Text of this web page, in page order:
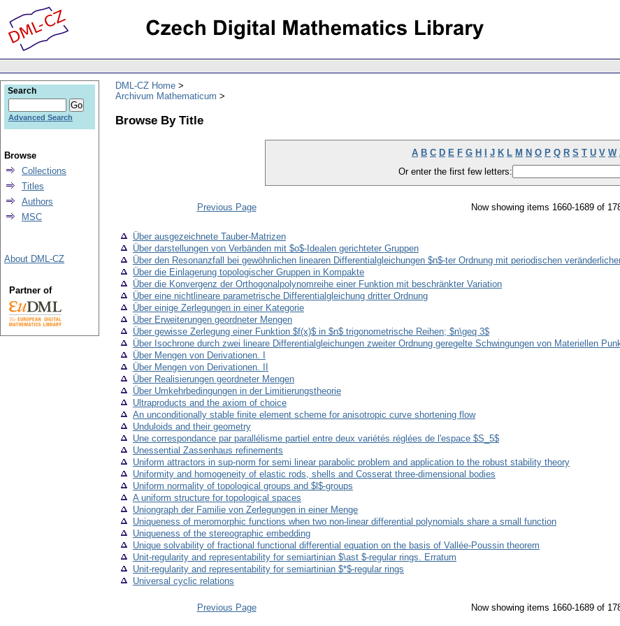
DML-CZ Home
Archivum Mathematicum
Browse By Title
A B C D E F G H J K L M N O P Q R S T U V W
Or enter the first few letters:
Previous Page Now showing items 1660-1689 of
Über ausgezeichnete Tauber-Matrizen
Über darstellungen von Verbänden mit $o$-Idealen gerichteter Gruppen
Über den Resonanzfall bei gewöhnlichen linearen Differentialgleichungen $n$-ter Ordnung mit periodischen
Über die Einlagerung topologischer Gruppen in Kompakte
Über die Konvergenz der Orthogonalpolynomreihe einer Funktion mit beschränkter Variation
Über eine nichtlineare parametrische Differentialgleichung dritter Ordnung
Über einige Zerlegungen in einer Kategorie
Über Erweiterungen geordneter Mengen
Über gewisse Zerlegung einer Funktion $f(x)$ in $n$ trigonometrische Reihen; $n\geq 3$
Über Isochrone durch zwei lineare Differentialgleichungen zweiter Ordnung geregelte Schwingungen von Materiellen
Über Mengen von Derivationen. I
Über Mengen von Derivationen. II
Über Realisierungen geordneter Mengen
Über Umkehrbedingungen in der Limitierungstheorie
Ultraproducts and the axiom of choice
An unconditionally stable finite element scheme for anisotropic curve shortening flow
Unduloids and their geometry
Une correspondance par parallélisme partiel entre deux variétés réglées de l'espace $S_5$
Unessential Zassenhaus refinements
Uniform attractors in sup-norm for semi linear parabolic problem and application to the robust stability theory
Uniformity and homogeneity of elastic rods, shells and Cosserat three-dimensional bodies
Uniform normality of topological groups and $l$-groups
A uniform structure for topological spaces
Uniongraph der Familie von Zerlegungen in einer Menge
Uniqueness of meromorphic functions when two non-linear differential polynomials share a small function
Uniqueness of the stereographic embedding
Unique solvability of fractional functional differential equation on the basis of Vallée-Poussin theorem
Unit-regularity and representability for semiartinian $\ast $-regular rings. Erratum
Unit-regularity and representability for semiartinian $*$-regular rings
Universal cyclic relations
Previous Page Now showing items 1660-1689 of
Search
Advanced Search
Browse
Collections
Titles
Authors
MSC
About DML-CZ
Partner of